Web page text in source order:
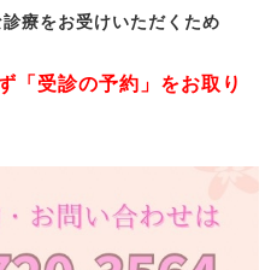
療をお受けいただくため
「受診の予約」をお取り